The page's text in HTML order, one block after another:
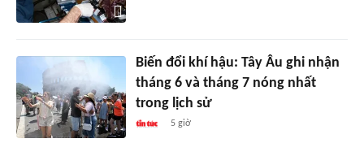
Biến đổi khí hậu: Tây Âu ghi nhận
tháng 6 và tháng 7 nóng nhất
trong lịch sử
5 giờ